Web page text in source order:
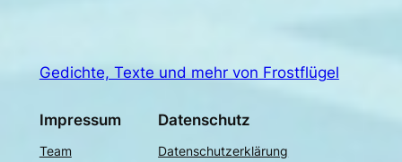
Gedichte, Texte und mehr von Frostflügel
Impressum
Team
Datenschutz
Datenschutzerklärung